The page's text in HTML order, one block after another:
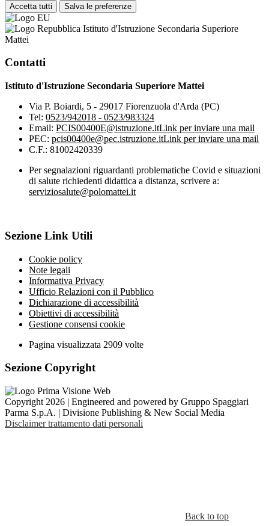
Accetta tutti Salva le preferenze
Istituto d'Istruzione Secondaria Superiore
Mattei
Contatti
Istituto d'Istruzione Secondaria Superiore Mattei
Via P. Boiardi, 5 - 29017 Fiorenzuola d'Arda (PC)
Tel: 0523/942018 - 0523/983324
Email: PCIS00400E@istruzione.itLink per inviare una mail
PEC: pcis00400e@pec.istruzione.itLink per inviare una mail
C.F.: 81002420339
Per segnalazioni riguardanti problematiche Covid e situazioni
di salute richiedenti didattica a distanza, scrivere a:
serviziosalute@polomattei.it
Sezione Link Utili
Cookie policy
Note legali
Informativa Privacy
Ufficio Relazioni con il Pubblico
Dichiarazione di accessibilità
Obiettivi di accessibilità
Gestione consensi cookie
Pagina visualizzata 2909 volte
Sezione Copyright
Copyright 2026 | Engineered and powered by Gruppo Spaggiari
Parma S.p.A. | Divisione Publishing & New Social Media
Disclaimer trattamento dati personali
Back to top